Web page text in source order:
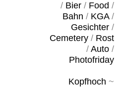
/ Bier/ Food /
Bahn / KGA/
Gesichter/
Cemetery/ Rost
/ Auto/
Photofriday
Kopfhoch ~